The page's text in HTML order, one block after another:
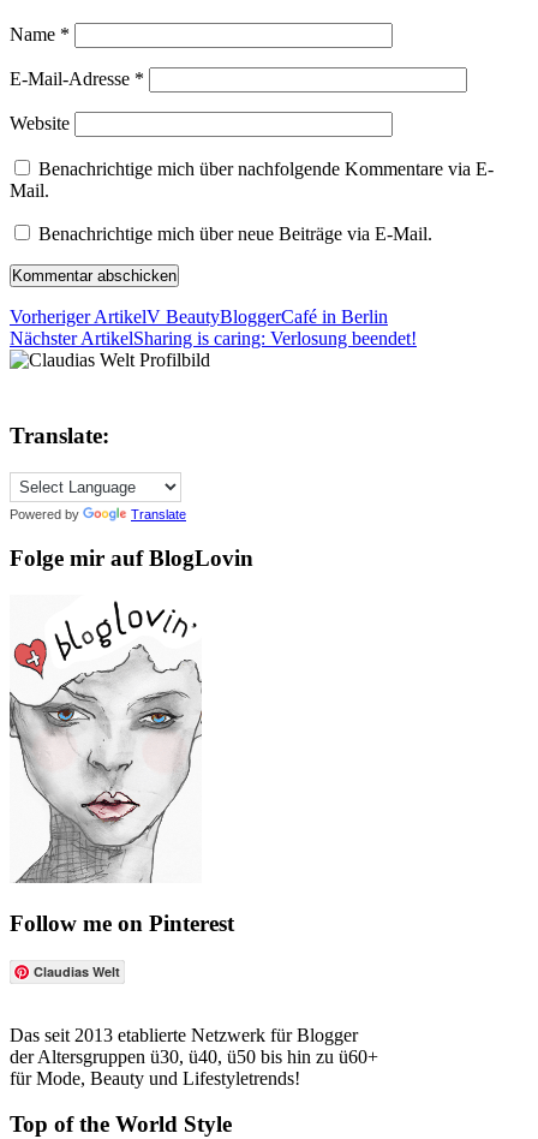
Name *
E-Mail-Adresse *
Website
Benachrichtige mich über nachfolgende Kommentare via E-
Mail.
Benachrichtige mich über neue Beiträge via E-Mail.
Vorheriger ArtikelV BeautyBloggerCafé in Berlin
Nächster ArtikelSharing is caring: Verlosung beendet!
Translate:
Powered by Translate
Folge mir auf BlogLovin
Follow me on Pinterest
Claudias Welt
Das seit 2013 etablierte Netzwerk für Blogger
der Altersgruppen ü30, ü40, ü50 bis hin zu ü60+
für Mode, Beauty und Lifestyletrends!
Top of the World Style